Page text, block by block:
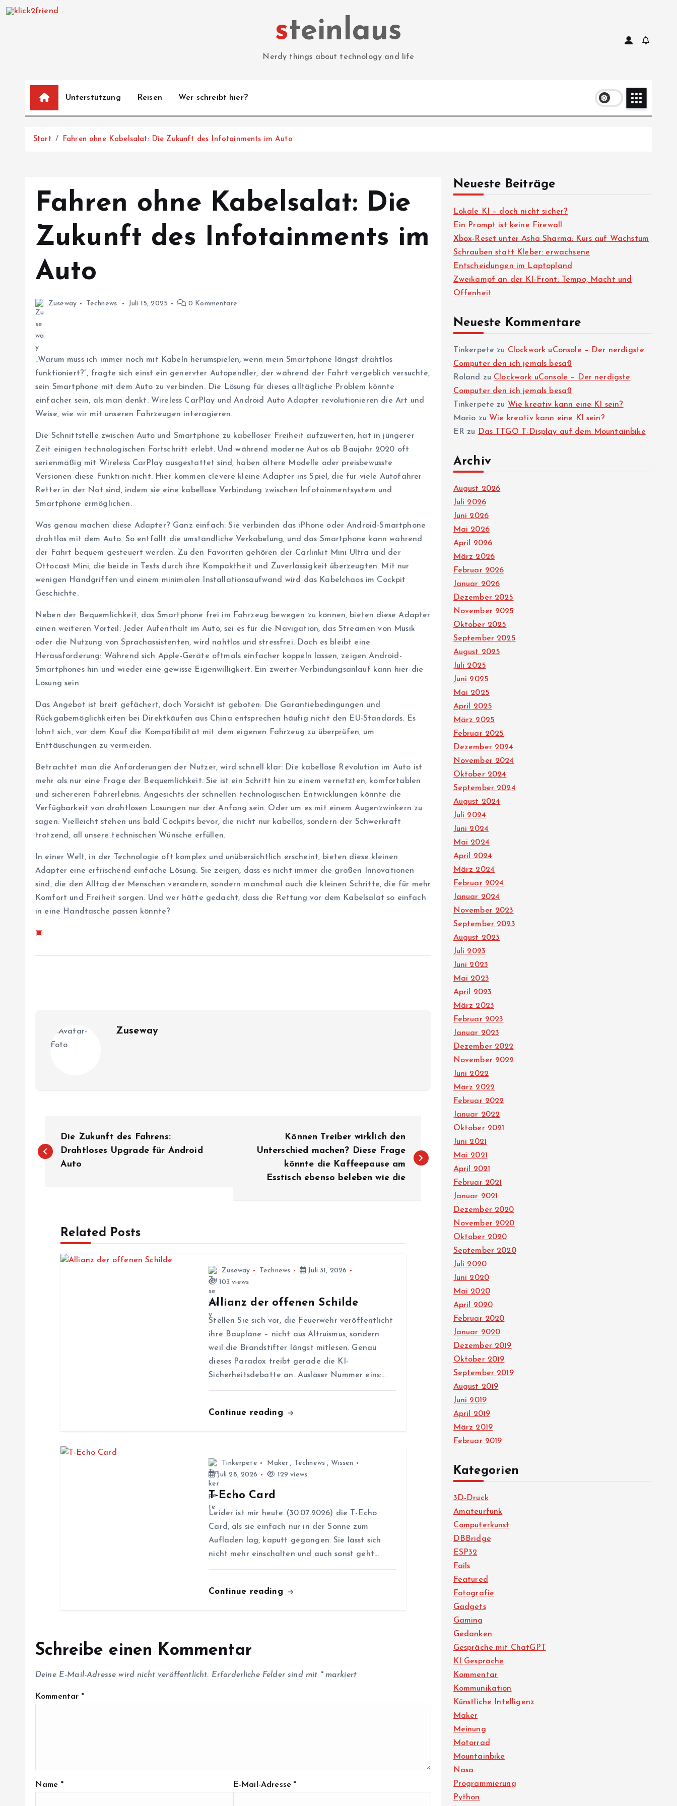
steinlaus
Nerdy things about technology and life
Unterstützung Reisen Wer schreibt hier?
Start Fahren ohne Kabelsalat: Die Zukunft des Infotainments im Auto
Fahren ohne Kabelsalat: Die
Zukunft des Infotainments im
Auto
Zuseway Technews Juli 15, 2025 0 Kommentare
„Warum muss ich immer noch mit Kabeln herumspielen, wenn mein Smartphone längst drahtlos
funktioniert?“, fragte sich einst ein genervter Autopendler, der während der Fahrt vergeblich versuchte,
sein Smartphone mit dem Auto zu verbinden. Die Lösung für dieses alltägliche Problem könnte
einfacher sein, als man denkt: Wireless CarPlay und Android Auto Adapter revolutionieren die Art und
Weise, wie wir mit unseren Fahrzeugen interagieren.
Die Schnittstelle zwischen Auto und Smartphone zu kabelloser Freiheit aufzuwerten, hat in jüngerer
Zeit einigen technologischen Fortschritt erlebt. Und während moderne Autos ab Baujahr 2020 oft
serienmäßig mit Wireless CarPlay ausgestattet sind, haben ältere Modelle oder preisbewusste
Versionen diese Funktion nicht. Hier kommen clevere kleine Adapter ins Spiel, die für viele Autofahrer
Retter in der Not sind, indem sie eine kabellose Verbindung zwischen Infotainmentsystem und
Smartphone ermöglichen.
Was genau machen diese Adapter? Ganz einfach: Sie verbinden das iPhone oder Android-Smartphone
drahtlos mit dem Auto. So entfällt die umständliche Verkabelung, und das Smartphone kann während
der Fahrt bequem gesteuert werden. Zu den Favoriten gehören der Carlinkit Mini Ultra und der
Ottocast Mini, die beide in Tests durch ihre Kompaktheit und Zuverlässigkeit überzeugten. Mit nur
wenigen Handgriffen und einem minimalen Installationsaufwand wird das Kabelchaos im Cockpit
Geschichte.
Neben der Bequemlichkeit, das Smartphone frei im Fahrzeug bewegen zu können, bieten diese Adapter
einen weiteren Vorteil: Jeder Aufenthalt im Auto, sei es für die Navigation, das Streamen von Musik
oder die Nutzung von Sprachassistenten, wird nahtlos und stressfrei. Doch es bleibt eine
Herausforderung: Während sich Apple-Geräte oftmals einfacher koppeln lassen, zeigen Android-
Smartphones hin und wieder eine gewisse Eigenwilligkeit. Ein zweiter Verbindungsanlauf kann hier die
Lösung sein.
Das Angebot ist breit gefächert, doch Vorsicht ist geboten: Die Garantiebedingungen und
Rückgabemöglichkeiten bei Direktkäufen aus China entsprechen häufig nicht den EU-Standards. Es
lohnt sich, vor dem Kauf die Kompatibilität mit dem eigenen Fahrzeug zu überprüfen, um
Enttäuschungen zu vermeiden.
Betrachtet man die Anforderungen der Nutzer, wird schnell klar: Die kabellose Revolution im Auto ist
mehr als nur eine Frage der Bequemlichkeit. Sie ist ein Schritt hin zu einem vernetzten, komfortablen
und sichereren Fahrerlebnis. Angesichts der schnellen technologischen Entwicklungen könnte die
Verfügbarkeit von drahtlosen Lösungen nur der Anfang sein. Oder um es mit einem Augenzwinkern zu
sagen: Vielleicht stehen uns bald Cockpits bevor, die nicht nur kabellos, sondern der Schwerkraft
trotzend, all unsere technischen Wünsche erfüllen.
In einer Welt, in der Technologie oft komplex und unübersichtlich erscheint, bieten diese kleinen
Adapter eine erfrischend einfache Lösung. Sie zeigen, dass es nicht immer die großen Innovationen
sind, die den Alltag der Menschen verändern, sondern manchmal auch die kleinen Schritte, die für mehr
Komfort und Freiheit sorgen. Und wer hätte gedacht, dass die Rettung vor dem Kabelsalat so einfach
in eine Handtasche passen könnte?
▣
Zuseway
e
Die Zukunft des Fahrens:
Drahtloses Upgrade für Android
Auto
Können Treiber wirklich den
Unterschied machen? Diese Frage
könnte die Kaffeepause am
Esstisch ebenso beleben wie die
Related Posts
Zuseway Technews
Juli 31, 2026
103 views
Allianz der offenen Schilde
Stellen Sie sich vor, die Feuerwehr veröffentlicht
ihre Baupläne – nicht aus Altruismus, sondern
weil die Brandstifter längst mitlesen. Genau
dieses Paradox treibt gerade die KI-
Sicherheitsdebatte an. Auslöser Nummer eins:…
Continue reading
Tinkerpete Maker , Technews , Wissen
Juli 28, 2026
129 views
T-Echo Card
Leider ist mir heute (30.07.2026) die T-Echo
Card, als sie einfach nur in der Sonne zum
Aufladen lag, kaputt gegangen. Sie lässt sich
nicht mehr einschalten und auch sonst geht…
Continue reading
Schreibe einen Kommentar
Deine E-Mail-Adresse wird nicht veröffentlicht. Erforderliche Felder sind mit *markiert
Kommentar *
Name * E-Mail-Adresse*
Neueste Beiträge
Lokale KI – doch nicht sicher?
Ein Prompt ist keine Firewall
Xbox-Reset unter Asha Sharma: Kurs auf Wachstum
Schrauben statt Kleber: erwachsene
Entscheidungen im Laptopland
Zweikampf an der KI-Front: Tempo, Macht und
Offenheit
Neueste Kommentare
Tinkerpete zu Clockwork uConsole – Der nerdigste
Computer den ich jemals besaß
Roland
zu Clockwork uConsole – Der nerdigste
Computer den ich jemals besaß
Tinkerpete zu Wie kreativ kann eine KI sein?
Mario zu Wie kreativ kann eine KI sein?
ER zu Das TTGO T-Display auf dem Mountainbike
Archiv
August 2026
Juli 2026
Juni 2026
Mai 2026
April 2026
März 2026
Februar 2026
Januar 2026
Dezember 2025
November 2025
Oktober 2025
September 2025
August 2025
Juli 2025
Juni 2025
Mai 2025
April 2025
März 2025
Februar 2025
Dezember 2024
November 2024
Oktober 2024
September 2024
August 2024
Juli 2024
Juni 2024
Mai 2024
April 2024
März 2024
Februar 2024
Januar 2024
November 2023
September 2023
August 2023
Juli 2023
Juni 2023
Mai 2023
April 2023
März 2023
Februar 2023
Januar 2023
Dezember 2022
November 2022
Juni 2022
März 2022
Februar 2022
Januar 2022
Oktober 2021
Juni 2021
Mai 2021
April 2021
Februar 2021
Januar 2021
Dezember 2020
November 2020
Oktober 2020
September 2020
Juli 2020
Juni 2020
Mai 2020
April 2020
Februar 2020
Januar 2020
Dezember 2019
Oktober 2019
September 2019
August 2019
Juni 2019
April 2019
März 2019
Februar 2019
Kategorien
3D-Druck
Amateurfunk
Computerkunst
DBBridge
ESP32
Fails
Featured
Fotografie
Gadgets
Gaming
Gedanken
Gespräche mit ChatGPT
KI Gespräche
Kommentar
Kommunikation
Künstliche Intelligenz
Maker
Meinung
Motorrad
Mountainbike
Nasa
Programmierung
Python